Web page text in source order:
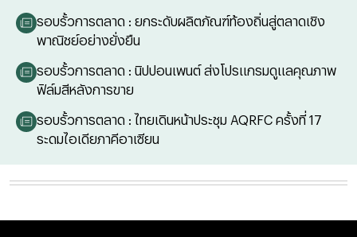
รอบรั้วการตลาด : ยกระดับผลิตภัณฑ์ท้องถิ่นสู่ตลาดเชิง
พาณิชย์อย่างยั่งยืน
รอบรั้วการตลาด : นิปปอนเพนต์ ส่งโปรแกรมดูแลคุณภาพ
ฟิล์มสีหลังการขาย
รอบรั้วการตลาด : ไทยเดินหน้าประชุม AQRFC ครั้งที่ 17
ระดมไอเดียภาคีอาเซียน